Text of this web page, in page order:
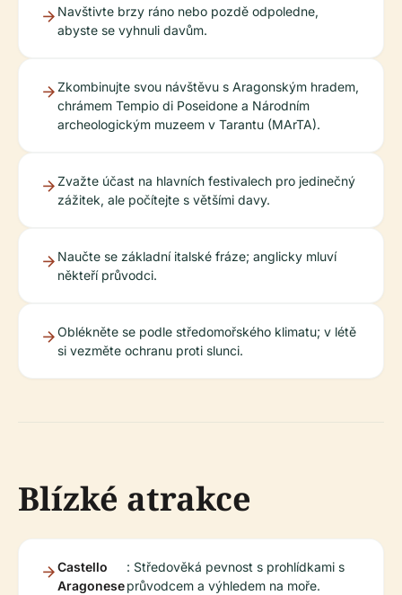
Navštivte brzy ráno nebo pozdě odpoledne,
abyste se vyhnuli davům.
Zkombinujte svou návštěvu s Aragonským hradem,
chrámem Tempio di Poseidone a Národním
archeologickým muzeem v Tarantu (MArTA).
Zvažte účast na hlavních festivalech pro jedinečný
zážitek, ale počítejte s většími davy.
Naučte se základní italské fráze; anglicky mluví
někteří průvodci.
Oblékněte se podle středomořského klimatu; v létě
si vezměte ochranu proti slunci.
Blízké atrakce
Castello
Aragonese
: Středověká pevnost s prohlídkami s
průvodcem a výhledem na moře.